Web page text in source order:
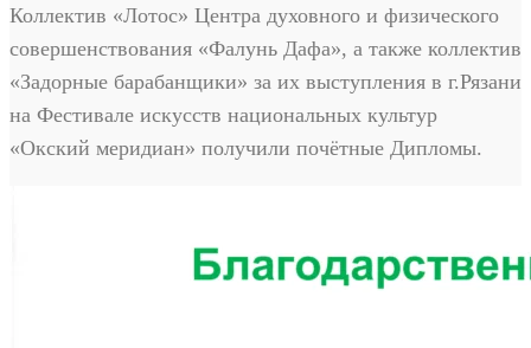
Коллектив «Лотос» Центра духовного и физического
совершенствования «Фалунь Дафа», а также коллектив
«Задорные барабанщики» за их выступления в г.Рязани
на Фестивале искусств национальных культур
«Окский меридиан» получили почётные Дипломы.